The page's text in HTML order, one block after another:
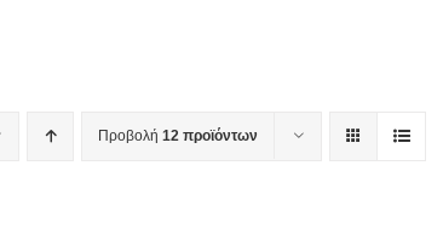
Προβολή 12 προϊόντων